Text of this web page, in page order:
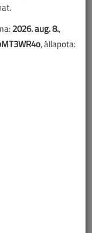
azonnal
cikkhez?
2026. aug. 8.,
, állapota: